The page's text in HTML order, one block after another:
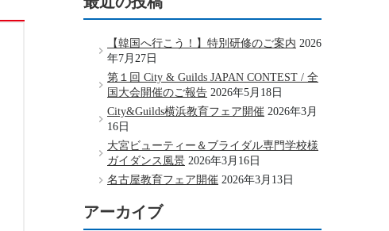
【韓国へ行こう！】特別研修のご案内 2026
年7月27日
第１回 City & Guilds JAPAN CONTEST / 全
国大会開催のご報告 2026年5月18日
City&Guilds横浜教育フェア開催 2026年3月
16日
大宮ビューティー＆ブライダル専門学校様
ガイダンス風景 2026年3月16日
名古屋教育フェア開催 2026年3月13日
アーカイブ